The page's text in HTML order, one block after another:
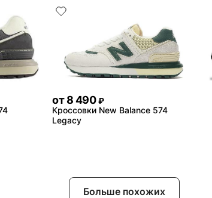
от 8 490 ₽
Кроссовки New Balance 574
Legacy
Больше похожих